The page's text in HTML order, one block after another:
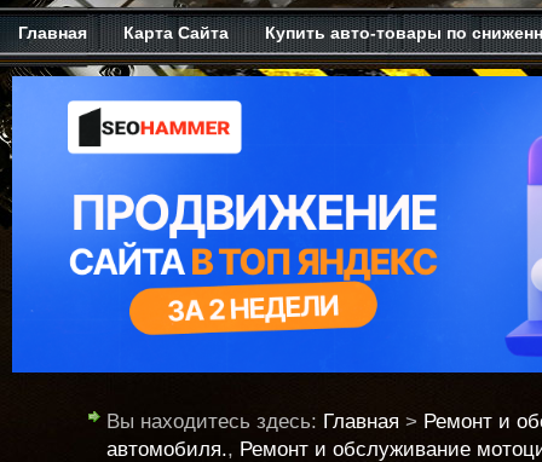
Главная Карта Сайта
Купить авто-товары по
Мой канал на Ютубе.
Обо мне. Рекомендую изучить.
Вы находитесь здесь: Главная > Ремонт и
автомобиля., Ремонт и обслуживание